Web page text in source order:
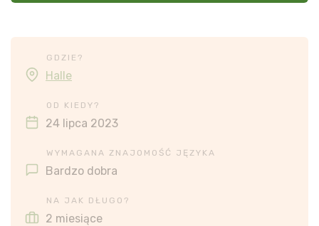
GDZIE?
Halle
OD KIEDY?
24 lipca 2023
WYMAGANA ZNAJOMOŚĆ JĘZYKA
Bardzo dobra
NA JAK DŁUGO?
2 miesiące